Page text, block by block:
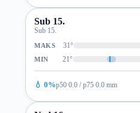
Sub 15.
Sub 15.
MAKS 31°
MIN 21°
💧 0%p50 0.0 / p75 0.0 mm